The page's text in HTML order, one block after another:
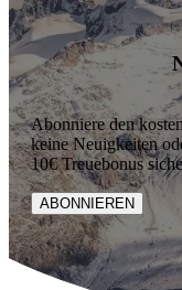
Abonniere den
keine Neuigkeiten
10€ Treuebonus
ABONNIEREN